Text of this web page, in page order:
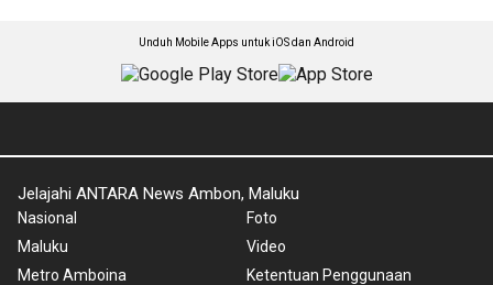
Unduh Mobile Apps untuk iOS dan Android
Jelajahi ANTARA News Ambon, Maluku
Nasional
Maluku
Metro Amboina
Foto
Video
Ketentuan Penggunaan